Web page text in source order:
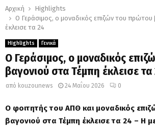
Αρχική
Highlights
Ο Γεράσιμος, ο μοναδικός επιζών του πρώτου
έκλεισε τα 24
Highlights Γενικά
Ο Γεράσιμος, ο μοναδικός
βαγονιού στα Τέμπη έκλεισε τα
από kouzounews 24 Μαΐου 2026 0
Ο φοιτητής του ΑΠΘ και μοναδικός
βαγονιού στα Τέμπη έκλεισε τα 24 – Η